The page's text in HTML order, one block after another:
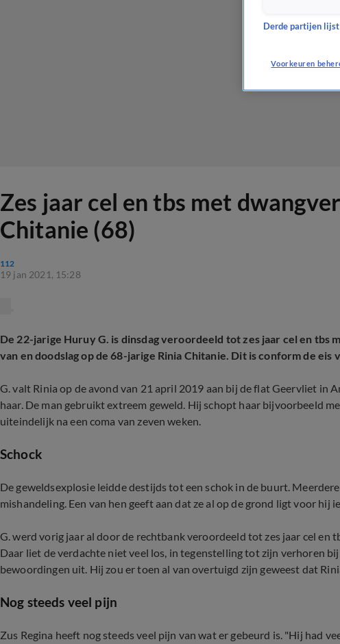
Zes jaar cel en tbs met
Chitanie (68)
112
19 jan 2021, 15:28
De 22-jarige Huruy G. is dinsdag veroordeeld tot zes jaar cel en
van en doodslag op de 68-jarige Rinia Chitanie. Dit is conform de
G. valt Rinia op de avond van 21 april 2019 aan bij de flat Geervliet in
haar. De man gebruikt extreem geweld. Hij schopt haar bijvoorbeeld
uiteindelijk na een coma van zeven weken.
Schock
De geweldsexplosie leidde destijds tot een schok in de buurt.
mishandeling. Een van hen geeft aan dat ze al op de grond ligt voor hij
G. werd vorig jaar al door de rechtbank veroordeeld tot zes jaar cel en
Daar liet de verdachte niet veel los, in tegenstelling tot zijn verhoren
bewoordingen uit. Hij zou er toen al van overtuigd zijn geweest dat
Nog steeds veel pijn
Zus Regina heeft nog steeds veel pijn van wat er gebeurd is. "Hij had
Derde partijen lijst
Voorkeuren